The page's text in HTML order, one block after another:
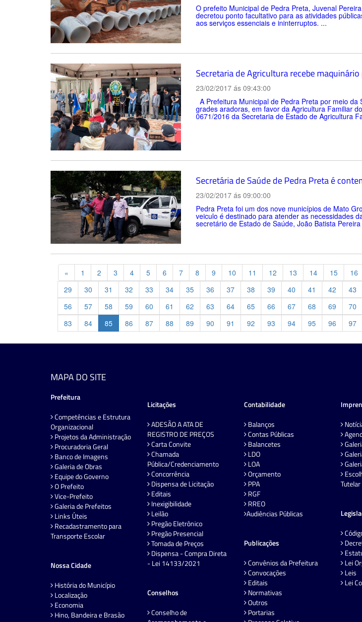
O prefeito Municipal de Pedra Preta, Juvenal
decretou ponto facultativo para as atividades
aos serviços essenciais e ininterruptos. ...
Secretaria de Agricultura recebe
23/02/2017 ás 09:43:00
A Prefeitura Municipal de Pedra Preta por meio
grades aradoras, em favor da Agricultura Familiar
0671/2016 da Secretaria de Estado de Agricultura
Secretária de Saúde de Pedra Preta é
23/02/2017 ás 09:00:00
Pedra Preta foi um dos nove municípios de Mato
veiculo é destinado para atender as necessidades
secretário de Estado de Saúde, João Batista
« Previous
1 2 3 4 5 6 7 8 9 10 11 12 13 14 15 16
29
30 31 32 33 34 35 36 37 38 39 40 41 42 43
56
57 58 59 60 61 62 63 64 65 66 67 68 69 70
83
84 85 86 87 88 89 90 91 92 93 94 95 96 97
MAPA DO SITE
Prefeitura
Competências e Estrutura
Organizacional
Projetos da Administração
Procuradoria Geral
Banco de Imagens
Galeria de Obras
Equipe do Governo
O Prefeito
Vice-Prefeito
Galeria de Prefeitos
Links Úteis
Recadastramento para
Transporte Escolar
Nossa Cidade
História do Município
Localização
Economia
Hino, Bandeira e Brasão
Licitações
ADESÃO A ATA DE
REGISTRO DE PREÇOS
Carta Convite
Chamada
Pública/Credenciamento
Concorrência
Dispensa de Licitação
Editais
Inexigibilidade
Leilão
Pregão Eletrônico
Pregão Presencial
Tomada de Preços
Dispensa - Compra Direta
- Lei 14133/2021
Conselhos
Conselho de
Contabilidade
Balanços
Contas Públicas
Balancetes
LDO
LOA
Orçamento
PPA
RGF
RREO
Audiências Públicas
Publicações
Convênios da Prefeitura
Convocações
Editais
Normativas
Outros
Portarias
Tutelar
Lei
Leis
Lei